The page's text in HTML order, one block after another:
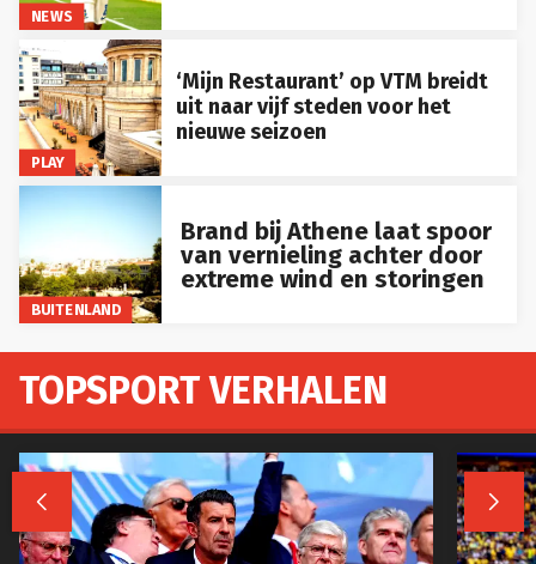
NEWS
PLAY
‘Mijn Restaurant’ op VTM breidt
uit naar vijf steden voor het
nieuwe seizoen
BUITENLAND
Brand bij Athene laat spoor
van vernieling achter door
extreme wind en storingen
TOPSPORT VERHALEN
 